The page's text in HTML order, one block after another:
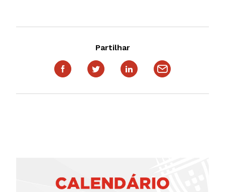
Partilhar